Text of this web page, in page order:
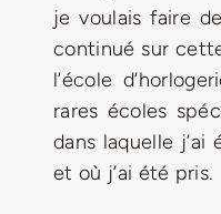
je voulais faire
continué sur
l’école
rares écoles
dans laquelle
et où j’ai été pris.